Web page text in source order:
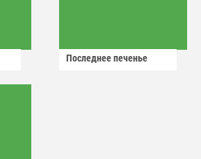
Последнее печенье